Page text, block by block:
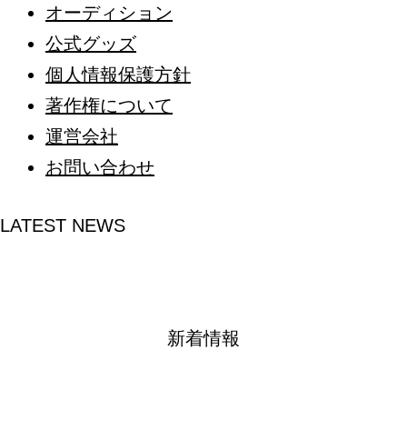
オーディション
公式グッズ
個人情報保護方針
著作権について
運営会社
お問い合わせ
LATEST NEWS
新着情報